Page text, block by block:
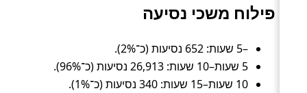
פילוח משכי נסיעה
–5 שעות: 652 נסיעות (כ־2%).
5 שעות–10 שעות: 26,913 נסיעות (כ־96%).
10 שעות–15 שעות: 340 נסיעות (כ־1%).